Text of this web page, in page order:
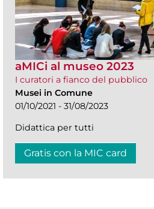
aMICi al museo 2023
I curatori a fianco del pubblico
Musei in Comune
01/10/2021 - 31/08/2023
Didattica per tutti
Gratis con la MIC card